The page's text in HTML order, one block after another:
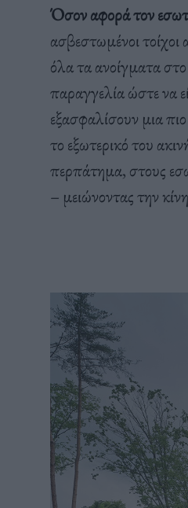
Όσον αφορά τον
ασβεστωμένοι
όλα τα ανοίγματα
παραγγελία ώστε να
εξασφαλίσουν μια
το εξωτερικό του
περπάτημα, στους
– μειώνοντας την